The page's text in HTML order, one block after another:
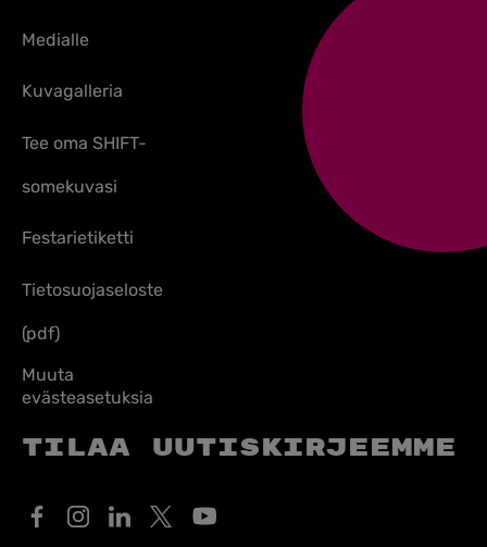
Medialle
Kuvagalleria
Tee oma SHIFT-
somekuvasi
Festarietiketti
Tietosuojaseloste
(pdf)
Muuta
evästeasetuksia
Tilaa uutiskirjeemme